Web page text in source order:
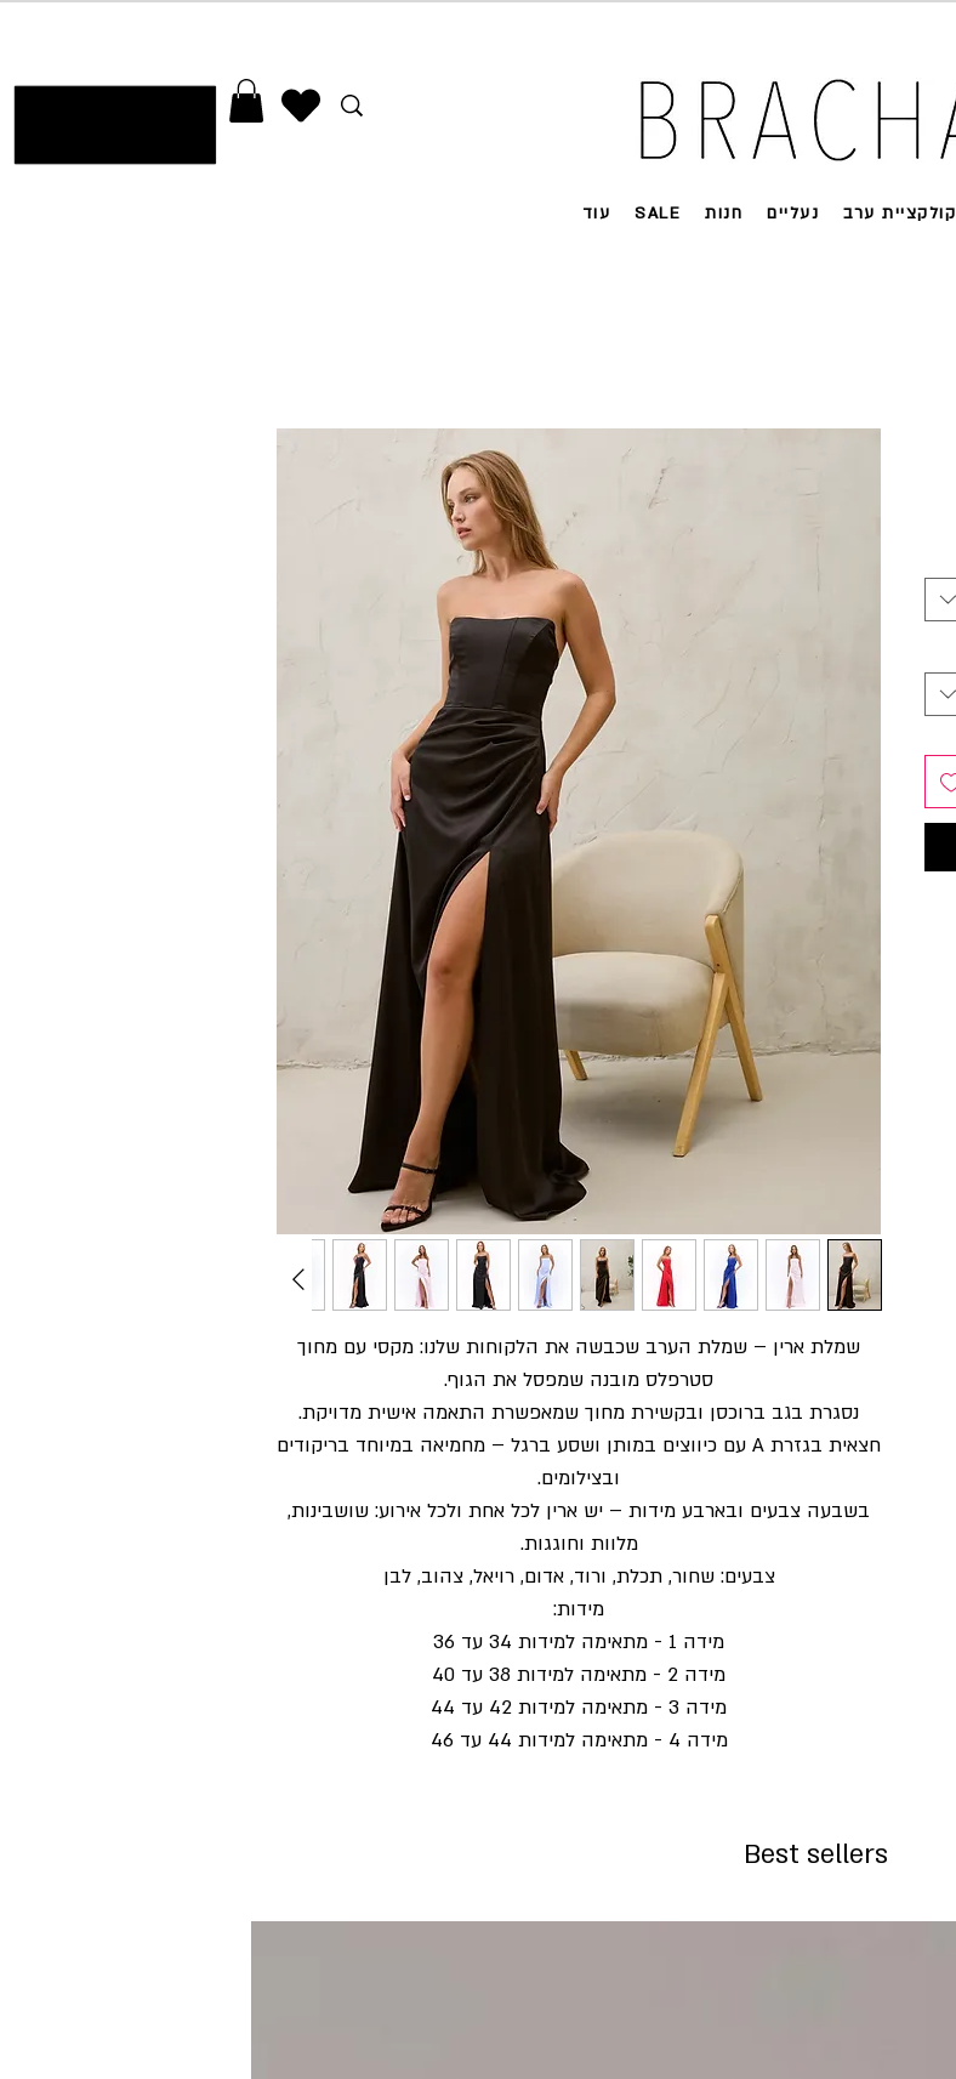
קולקציית ערב נעליים חנות SALE עוד
שמלת ארין – שמלת הערב שכבשה את הלקוחות שלנו: מקסי עם מחוך
סטרפלס מובנה שמפסל את הגוף.
נסגרת בגב ברוכסן ובקשירת מחוך שמאפשרת התאמה אישית מדויקת.
חצאית בגזרת A עם כיווצים במותן ושסע ברגל – מחמיאה במיוחד בריקודים
ובצילומים.
בשבעה צבעים ובארבע מידות – יש ארין לכל אחת ולכל אירוע: שושבינות,
מלוות וחוגגות.
צבעים: שחור, תכלת, ורוד, אדום, רויאל, צהוב, לבן
מידות:
מידה 1 - מתאימה למידות 34 עד 36
מידה 2 - מתאימה למידות 38 עד 40
מידה 3 - מתאימה למידות 42 עד 44
מידה 4 - מתאימה למידות 44 עד 46
Best sellers